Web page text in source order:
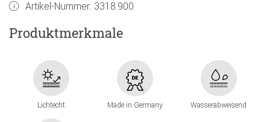
Artikel-Nummer: 3318.900
Produktmerkmale
Lichtecht Made in Germany Wasserabweisend